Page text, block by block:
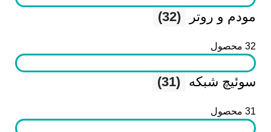
مودم و روتر (32)
32 محصول
سوئیچ شبکه (31)
31 محصول